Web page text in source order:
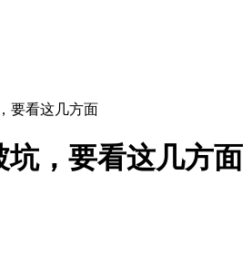
要看这几方面
，要看这几方面